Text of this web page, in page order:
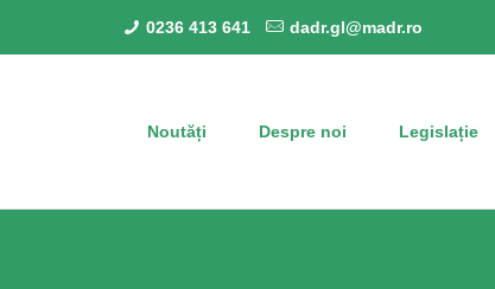
0236 413 641 dadr.gl@madr.ro
Noutăți Despre noi Legislație